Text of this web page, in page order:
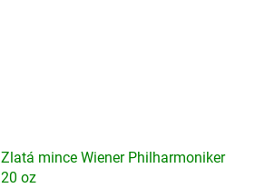
Zlatá mince Wiener Philharmoniker
20 oz